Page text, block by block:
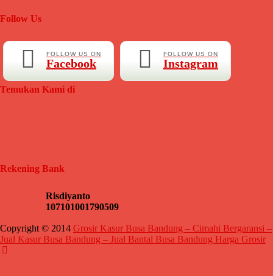
Follow Us
FOLLOW US ON
Facebook
FOLLOW US ON
Instagram
Temukan Kami di
Rekening Bank
Risdiyanto
107101001790509
Copyright © 2014 Grosir Kasur Busa Bandung – Cimahi Bergaransi –
Jual Kasur Busa Bandung – Jual Bantal Busa Bandung Harga Grosir